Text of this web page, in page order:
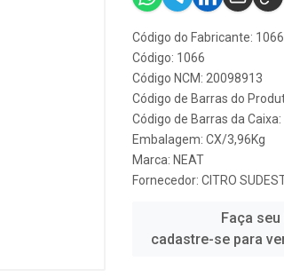
Código do Fabricante: 1066
Código: 1066
Código NCM: 20098913
Código de Barras do
Código de Barras da
Embalagem: CX/3,96Kg
Marca: NEAT
Fornecedor: CITRO
Faça
cadastre-se para